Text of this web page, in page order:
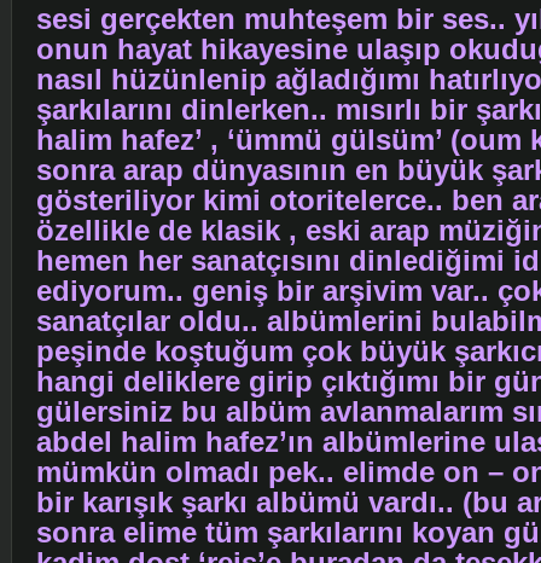
sesi gerçekten muhteşem bir ses..
onun hayat hikayesine ulaşıp
nasıl hüzünlenip ağladığımı
şarkılarını dinlerken.. mısırlı bir
halim hafez’ , ‘ümmü gülsüm’
sonra arap dünyasının en büyük
gösteriliyor kimi otoritelerce.. ben
özellikle de klasik , eski arap
hemen her sanatçısını dinlediğimi
ediyorum.. geniş bir arşivim var..
sanatçılar oldu.. albümlerini
peşinde koştuğum çok büyük
hangi deliklere girip çıktığımı bir
gülersiniz bu albüm avlanmalarım
abdel halim hafez’ın albümlerine
mümkün olmadı pek.. elimde on –
bir karışık şarkı albümü vardı.. (bu
sonra elime tüm şarkılarını koyan